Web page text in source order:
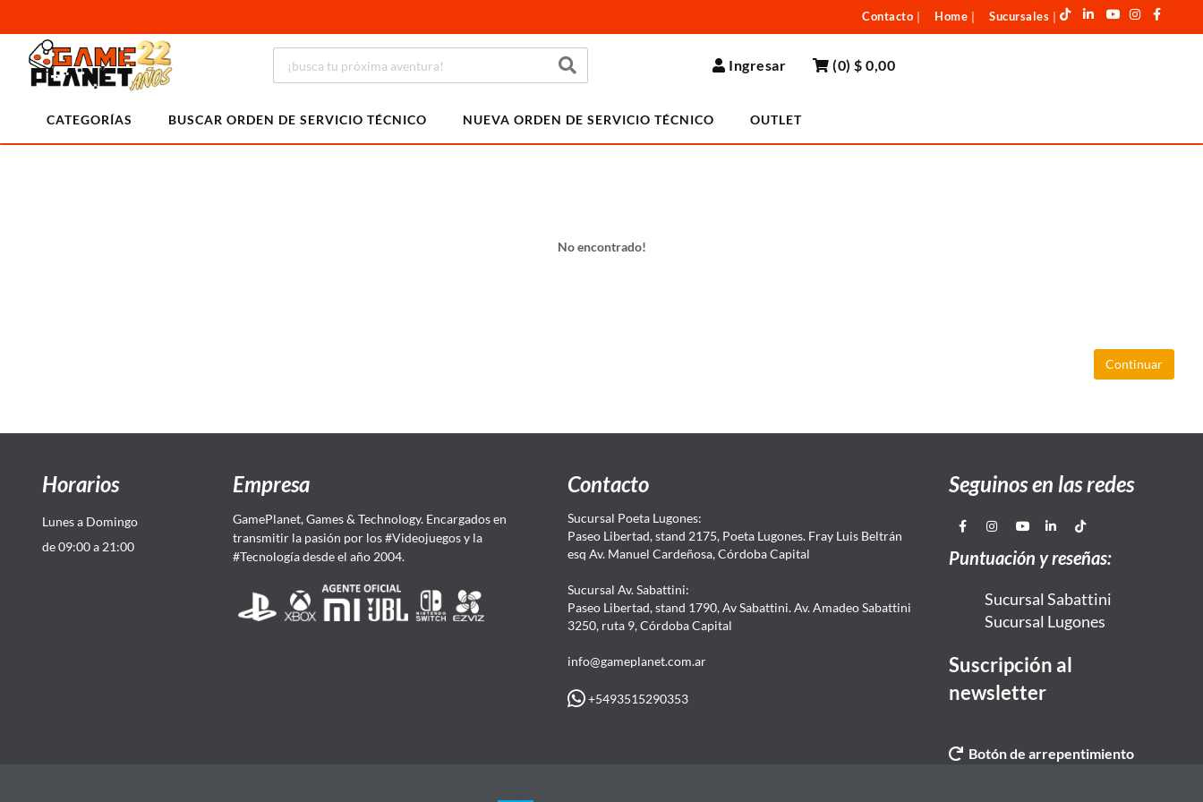
Contacto Home Sucursales
Ingresar (0)$ 0,00
CATEGORÍAS BUSCAR ORDEN DE SERVICIO TÉCNICO NUEVA ORDEN DE SERVICIO TÉCNICO OUTLET
No encontrado!
Continuar
Horarios
Lunes a Domingo
de 09:00 a 21:00
Empresa
GamePlanet, Games & Technology. Encargados en
transmitir la pasión por los #Videojuegos y la
#Tecnología desde el año 2004.
Contacto
Sucursal Poeta Lugones:
Paseo Libertad, stand 2175, Poeta Lugones. Fray Luis Beltrán
esq Av. Manuel Cardeñosa, Córdoba Capital
Sucursal Av. Sabattini:
Paseo Libertad, stand 1790, Av Sabattini. Av. Amadeo Sabattini
3250, ruta 9, Córdoba Capital
info@gameplanet.com.ar
+5493515290353
Seguinos en las redes
Puntuación y reseñas:
Sucursal Sabattini
Sucursal Lugones
Suscripción al
newsletter
Botón de arrepentimiento